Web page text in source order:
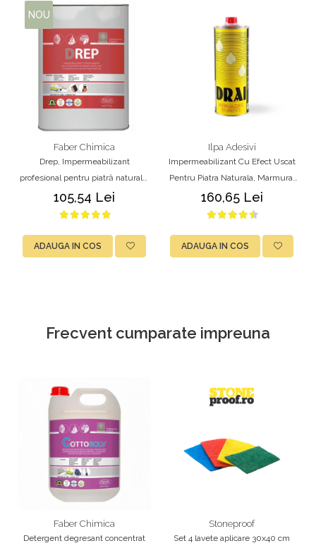
NOU
Faber Chimica
Drep, Impermeabilizant
profesional pentru piatră naturală,
marmură, granit și ciment, 1L,
Faber
105,54 Lei
ADAUGA IN COS
Ilpa Adesivi
Impermeabilizant Cu Efect Uscat
Pentru Piatra Naturala, Marmura,
Granit, Travertin, Caramida si
Beton – Ilpa DRAI 1L
160,65 Lei
ADAUGA IN COS
Frecvent cumparate impreuna
Faber Chimica
Detergent degresant concentrat
Stoneproof
Set 4 lavete aplicare 30x40 cm